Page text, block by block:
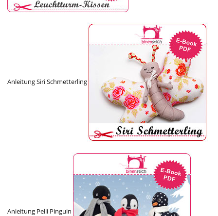
Anleitung Siri Schmetterling
Anleitung Pelli Pinguin